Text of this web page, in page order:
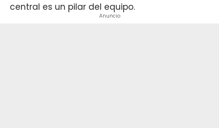
central es un pilar del equipo.
Anuncio